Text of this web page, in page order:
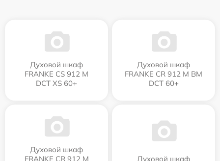
Духовой шкаф
FRANKE CS 912 M
DCT XS 60+
Духовой шкаф
FRANKE CR 912 M BM
DCT 60+
Духовой шкаф
FRANKE CR 912 M
Духовой шкаф